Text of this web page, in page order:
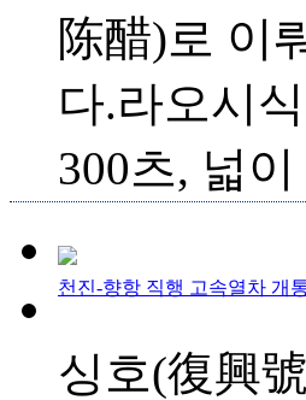
陈醋)로 이
다.라오시
300츠, 넓
천진-향항 직행 고속열차 개
싱호(復興